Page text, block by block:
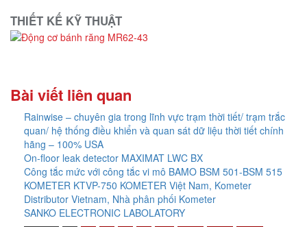
THIẾT KẾ KỸ THUẬT
Bài viết liên quan
Rainwise – chuyên gia trong lĩnh vực trạm thời tiết/ trạm trắc
quan/ hệ thống điều khiển và quan sát dữ liệu thời tiết chính
hãng – 100% USA
On-floor leak detector MAXIMAT LWC BX
Công tắc mức với công tắc vi mô BAMO BSM 501-BSM 515
KOMETER KTVP-750 KOMETER Việt Nam, Kometer
Distributor Vietnam, Nhà phân phối Kometer
SANKO ELECTRONIC LABOLATORY